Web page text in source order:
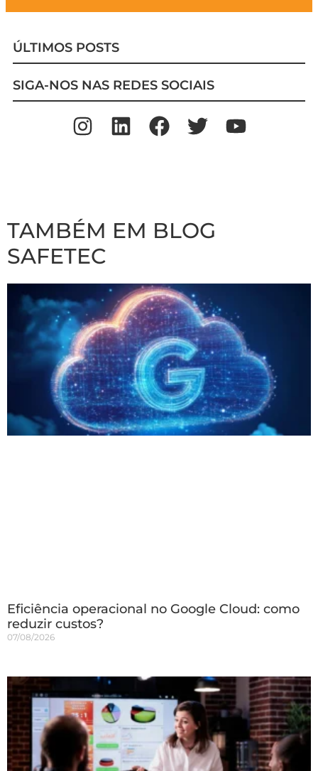
ÚLTIMOS POSTS
SIGA-NOS NAS REDES SOCIAIS
TAMBÉM EM BLOG
SAFETEC
Eficiência operacional no Google Cloud: como
reduzir custos?
07/08/2026